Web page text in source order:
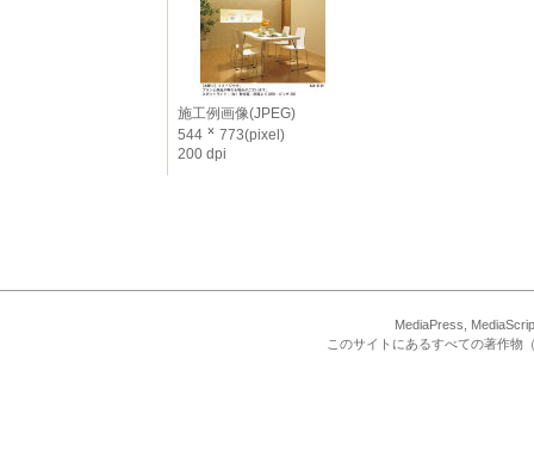
施工例画像(JPEG)
544
773(pixel)
200 dpi
MediaPress,
このサイトにあるすべての著作物